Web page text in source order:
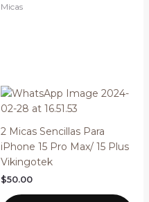
Micas
2 Micas Sencillas Para
iPhone 15 Pro Max/ 15 Plus
Vikingotek
$50.00